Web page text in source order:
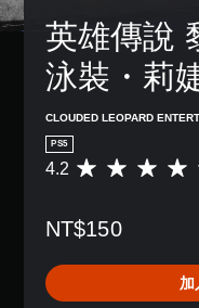
英雄傳說
泳裝・莉
CLOUDED LEOPARD
PS5
平
分
4
.
4.2
NT$150
加